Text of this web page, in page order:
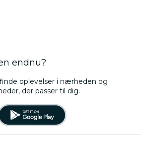
endnu?
oplevelser i nærheden og
der passer til dig.